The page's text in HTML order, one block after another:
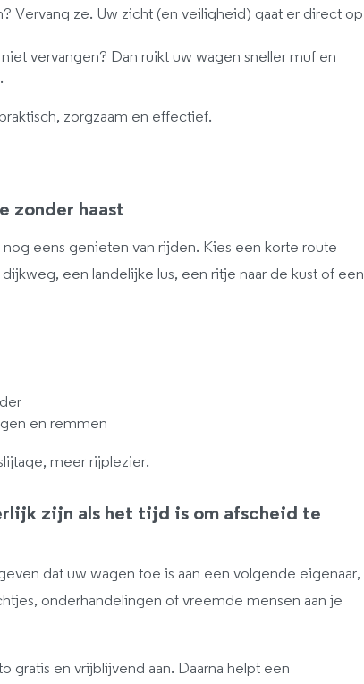
Vervang ze. Uw zicht (en veiligheid) gaat er direct op
vervangen? Dan ruikt uw wagen sneller muf en
zorgzaam en effectief.
zonder haast
eens genieten van rijden. Kies een korte route
een landelijke lus, een ritje naar de kust of een
en remmen
meer rijplezier.
zijn als het tijd is om afscheid te
dat uw wagen toe is aan een volgende eigenaar,
onderhandelingen of vreemde mensen aan je
gratis en vrijblijvend aan. Daarna helpt een